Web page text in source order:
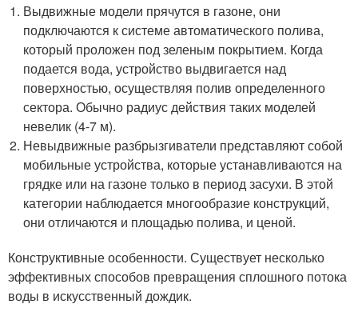
Выдвижные модели прячутся в газоне, они
подключаются к системе автоматического полива,
который проложен под зеленым покрытием. Когда
подается вода, устройство выдвигается над
поверхностью, осуществляя полив определенного
сектора. Обычно радиус действия таких моделей
невелик (4-7 м).
Невыдвижные разбрызгиватели представляют собой
мобильные устройства, которые устанавливаются на
грядке или на газоне только в период засухи. В этой
категории наблюдается многообразие конструкций,
они отличаются и площадью полива, и ценой.
Конструктивные особенности. Существует несколько
эффективных способов превращения сплошного потока
воды в искусственный дождик.